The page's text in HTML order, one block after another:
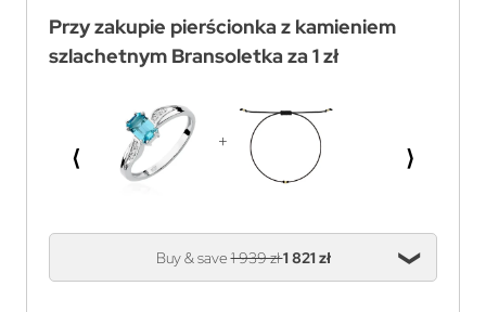
Przy zakupie pierścionka z kamieniem
szlachetnym Bransoletka za 1 zł
⟨ ⟩
Buy & save1 939 zł1 821 zł